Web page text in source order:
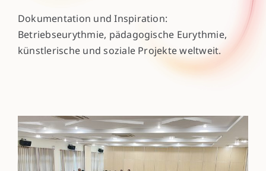
noëmi böken
kontakt
Dokumentation und Inspiration:
Betriebseurythmie, pädagogische Eurythmie,
künstlerische und soziale Projekte weltweit.